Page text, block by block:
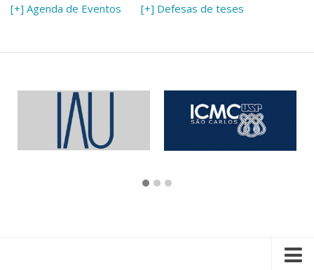
[+] Agenda de Eventos [+] Defesas de teses